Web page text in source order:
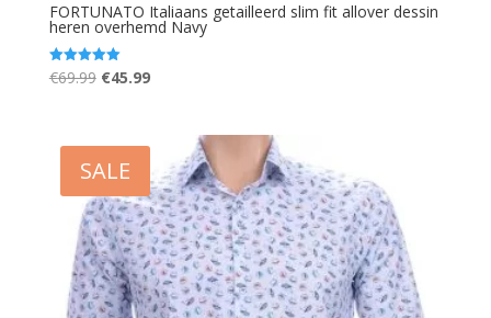
FORTUNATO Italiaans getailleerd slim fit allover dessin
heren overhemd Navy
Gewaardeerd
5.00
€69.99 Oorspronkelijke
€69.99.
€45.99Huidige
€45.99.
SALE